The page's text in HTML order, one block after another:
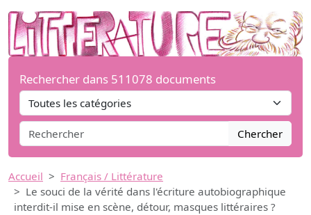
Rechercher dans 511078 documents
Chercher
Accueil
Français / Littérature
Le souci de la vérité dans l'écriture autobiographique
interdit-il mise en scène, détour, masques littéraires ?